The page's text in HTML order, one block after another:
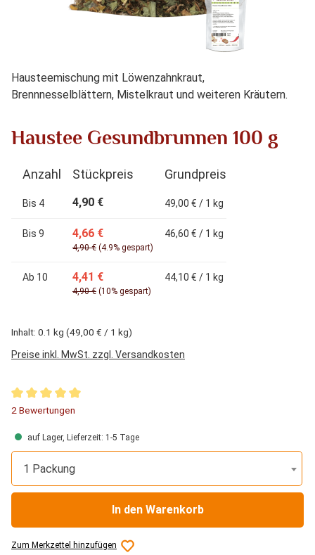
Hausteemischung mit Löwenzahnkraut,
Brennnesselblättern, Mistelkraut und weiteren Kräutern.
Haustee Gesundbrunnen 100 g
Anzahl Stückpreis Grundpreis
Bis 4 4,90 € 49,00 € / 1 kg
Bis 9 4,66 €
4,90 € (4.9% gespart)
46,60 € / 1 kg
Ab 10 4,41 €
4,90 € (10% gespart)
44,10 € / 1 kg
Inhalt: 0.1 kg (49,00 € / 1 kg)
Preise inkl. MwSt. zzgl. Versandkosten
Durchschnittliche Bewertung von 5 von 5 Sternen
2 Bewertungen
auf Lager, Lieferzeit: 1-5 Tage
1 Packung
In den Warenkorb
Zum Merkzettel hinzufügen